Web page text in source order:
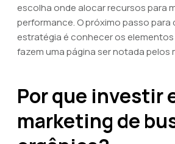
escolha onde alocar recursos para
performance. O próximo passo para
estratégia é conhecer os
fazem uma página ser notada pelos
Por que investir
marketing de